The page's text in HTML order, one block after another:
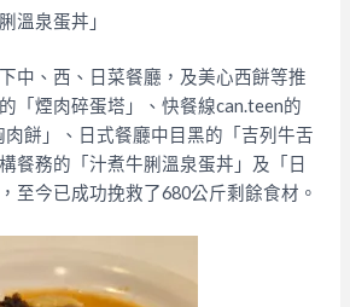
溫泉蛋丼」
中、西、日菜餐廳，及美心西餅等推
「煙肉碎蛋塔」、快餐線can.teen的
肉餅」、日式餐廳中目黑的「吉列牛舌
餐務的「汁煮牛脷溫泉蛋丼」及「日
至今已成功挽救了680公斤剩餘食材。